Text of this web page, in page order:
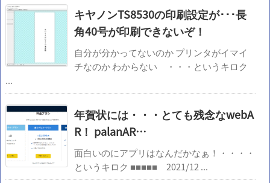
キヤノンTS8530の印刷設定が･･･長
角40号が印刷できないぞ！
自分が分かってないのか プリンタがイマイ
チなのか わからない ・・・というキロク
...
年賀状には・・・とても残念なwebA
R！ palanAR…
面白いのにアプリはなんだかなぁ！・・・・
というキロク ■■■■■ 2021/12 ...